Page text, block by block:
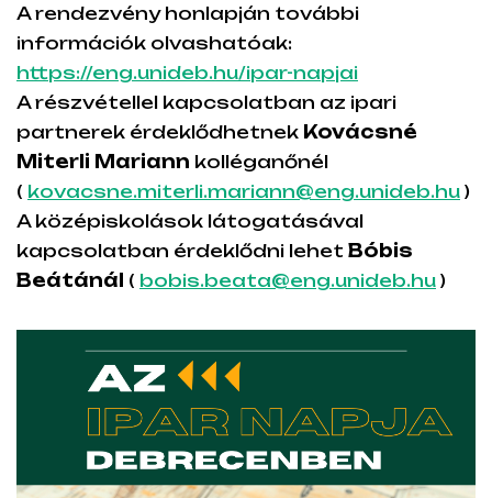
A rendezvény honlapján további
információk olvashatóak:
https://eng.unideb.hu/ipar-napjai
A részvétellel kapcsolatban az ipari
partnerek érdeklődhetnek Kovácsné
Miterli Mariann kolléganőnél
( kovacsne.miterli.mariann@eng.unideb.hu )
A középiskolások látogatásával
kapcsolatban érdeklődni lehet Bóbis
Beátánál ( bobis.beata@eng.unideb.hu )